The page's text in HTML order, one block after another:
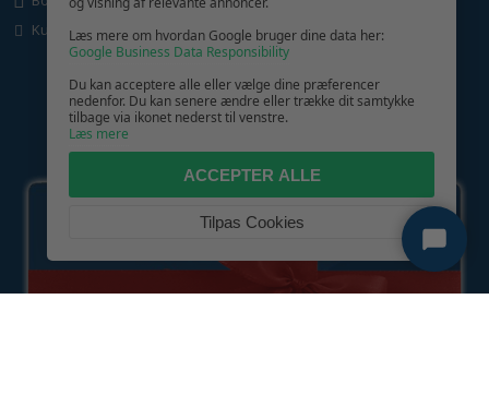
Kundeservice
GIV GLÆDE MED ET GAVEKORT!
Læs mere om hvordan Google bruger dine data her:
Google Business Data Responsibility
Du kan acceptere alle eller vælge dine præferencer
nedenfor. Du kan senere ændre eller trække dit samtykke
tilbage via ikonet nederst til venstre.
Læs mere
ACCEPTER ALLE
Tilpas Cookies